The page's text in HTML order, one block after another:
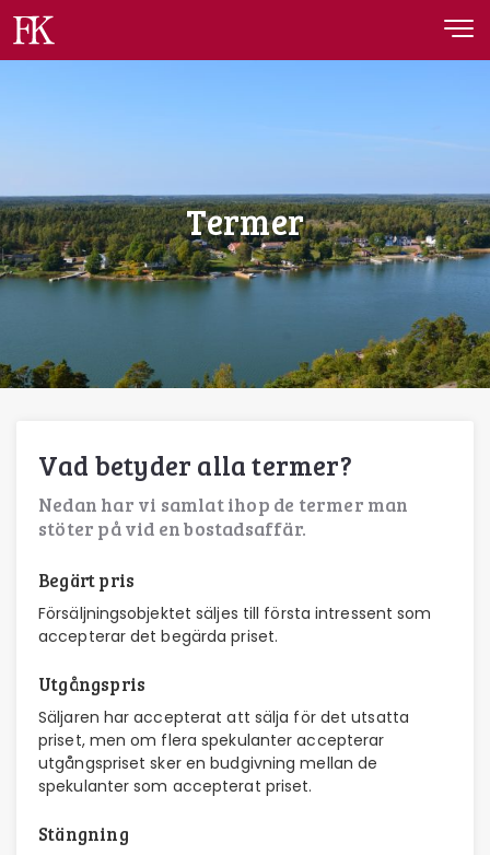
Fastighetskonsult
Termer
Vad betyder alla termer?
Nedan har vi samlat ihop de termer man
stöter på vid en bostadsaffär.
Begärt pris
Försäljningsobjektet säljes till första intressent som
accepterar det begärda priset.
Utgångspris
Säljaren har accepterat att sälja för det utsatta
priset, men om flera spekulanter accepterar
utgångspriset sker en budgivning mellan de
spekulanter som accepterat priset.
Stängning